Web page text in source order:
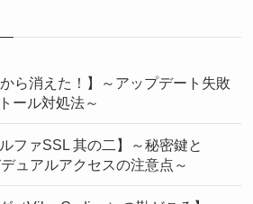
ら消えた！】～アップデート失敗
ール対処法～
ファSSL 其の二】～秘密鍵と
ュアルアクセスの注意点～